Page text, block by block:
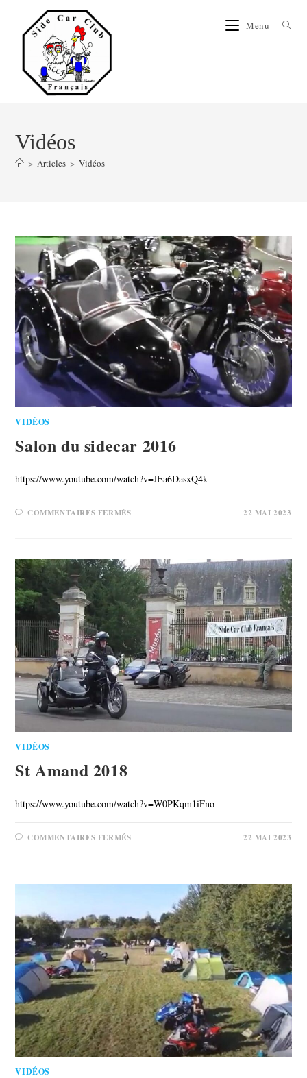
Menu
Vidéos
> Articles > Vidéos
VIDÉOS
Salon du sidecar 2016
https://www.youtube.com/watch?v=JEa6DasxQ4k
COMMENTAIRES FERMÉS 22 MAI 2023
VIDÉOS
St Amand 2018
https://www.youtube.com/watch?v=W0PKqm1iFno
COMMENTAIRES FERMÉS 22 MAI 2023
VIDÉOS